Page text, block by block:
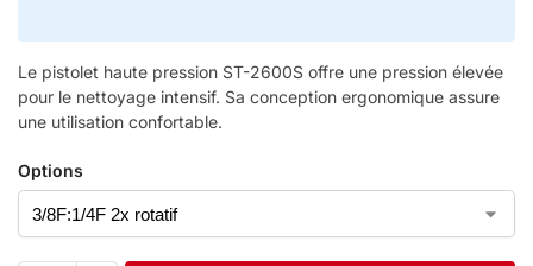
Le pistolet haute pression ST-2600S offre une pression élevée
pour le nettoyage intensif. Sa conception ergonomique assure
une utilisation confortable.
Options